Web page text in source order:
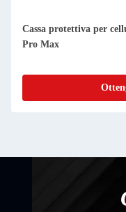
Cassa protettiva per
Pro Max